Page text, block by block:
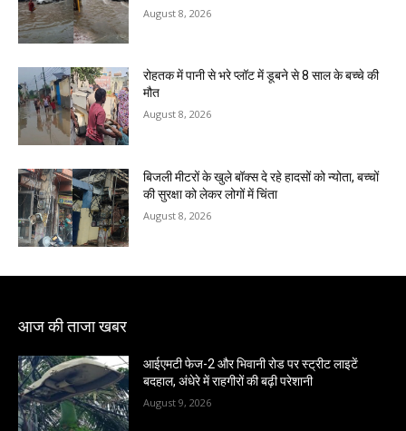
August 8, 2026
रोहतक में पानी से भरे प्लॉट में डूबने से 8 साल के बच्चे की
मौत
August 8, 2026
बिजली मीटरों के खुले बॉक्स दे रहे हादसों को न्योता, बच्चों
की सुरक्षा को लेकर लोगों में चिंता
August 8, 2026
आज की ताजा खबर
आईएमटी फेज-2 और भिवानी रोड पर स्ट्रीट लाइटें
बदहाल, अंधेरे में राहगीरों की बढ़ी परेशानी
August 9, 2026